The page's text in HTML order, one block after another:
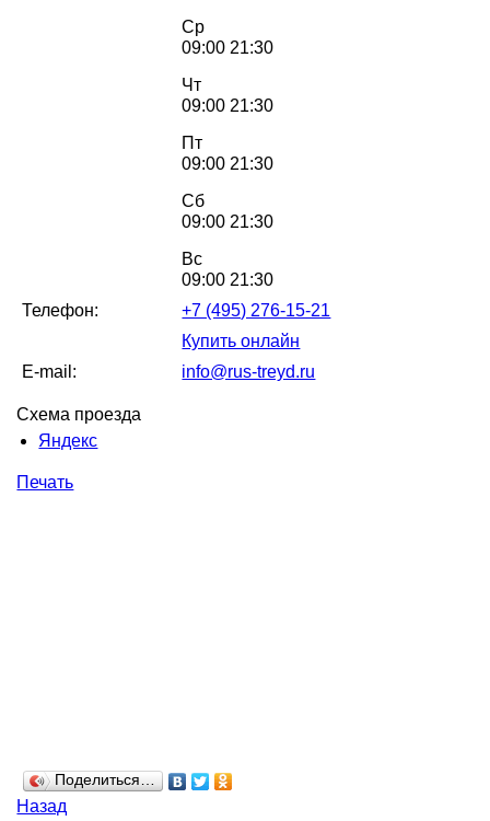
Ср
09:00 21:30
Чт
09:00 21:30
Пт
09:00 21:30
Сб
09:00 21:30
Вс
09:00 21:30
Телефон:
+7 (495) 276-15-21
Купить онлайн
E-mail:
info@rus-treyd.ru
Схема проезда
Яндекс
Печать
Поделиться…
Назад